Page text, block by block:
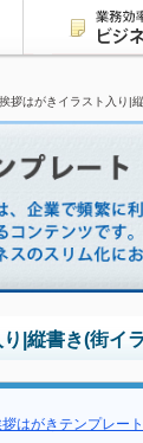
拶はがきイラスト入り|
|縦書き(街イ
はがきテンプレート